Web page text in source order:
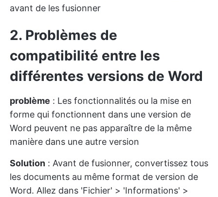
avant de les fusionner
2. Problèmes de
compatibilité entre les
différentes versions de Word
problème : Les fonctionnalités ou la mise en
forme qui fonctionnent dans une version de
Word peuvent ne pas apparaître de la même
manière dans une autre version
Solution : Avant de fusionner, convertissez tous
les documents au même format de version de
Word. Allez dans 'Fichier' > 'Informations' >